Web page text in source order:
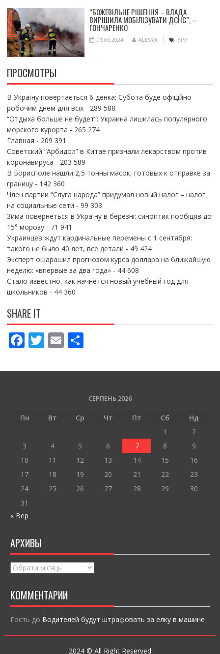
“БОЖЕВІЛЬНЕ РІШЕННЯ – ВЛАДА
ВИРІШИЛА МОБІЛІЗУВАТИ ДСНС”, –
ГОНЧАРЕНКО
01.06.2024 ALESYA ВРУ
ПРОСМОТРЫ
В Україну повертається 6-денка: Субота буде офіційно
робочим днем для всіх- 289 588
“Отдыха больше не будет”: Украина лишилась популярного
морского курорта - 265 274
Главная - 209 391
Советский “Арбидол” в Китае признали лекарством против
коронавируса - 203 589
В Борисполе нашли 2,5 тонны масок, готовых к отправке за
границу- 142 360
Член партии “Слуга народа” придумал новый налог – налог
на социальные сети - 99 303
Зима повернеться в Україну в березні: синоптик пообіцяв до
15° морозу- 71 941
Украинцев ждут кардинальные перемены с 1 сентября:
такого не было 40 лет, все детали - 49 424
Эксперт ошарашил прогнозом курса доллара на ближайшую
неделю: «впервые за два года»- 44 608
Стало известно, как начнется новый учебный год для
школьников - 44 360
SHARE IT
F
ac
e
o
T
w
itt
E
m
ai
П
ді
и
т
СЕРПЕНЬ 2026
Пн Вт Ср Чт Пт Сб
Нд
1
2
3
4 5 6 7 8
9
10
11 12 13 14 15
16
17
18 19 20 21 22
23
24
25 26 27 28 29
30
31
« Вер
АРХИВЫ
Архивы
КОММЕНТАРИИ
Гость до Водителей будут штрафовать за елку в машине
2024 © All Right Reserved